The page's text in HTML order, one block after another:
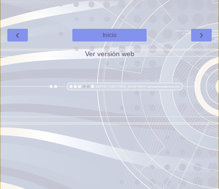
‹ ›
Inicio
Ver versión web